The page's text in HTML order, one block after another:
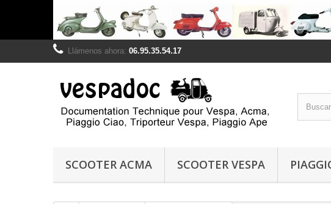
Llámenos ahora: 06.95.35.54.17
SCOOTER ACMA SCOOTER VESPA